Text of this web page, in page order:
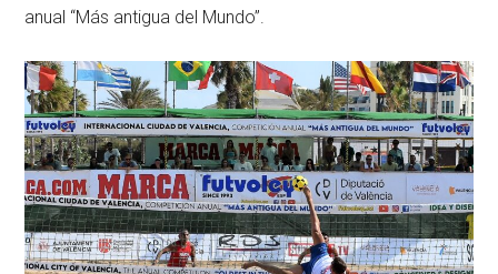
anual “Más antigua del Mundo”.